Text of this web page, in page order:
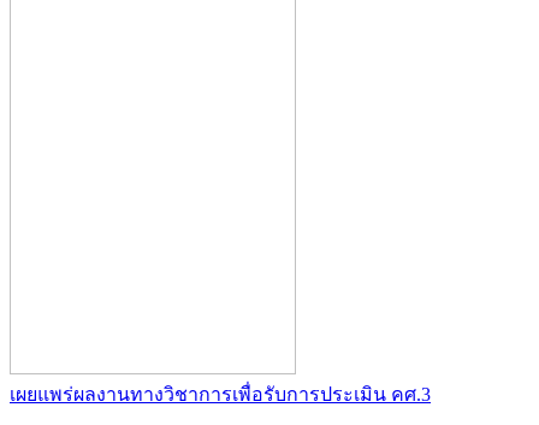
เผยแพร่ผลงานทางวิชาการเพื่อรับการประเมิน คศ.3